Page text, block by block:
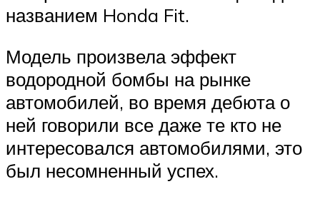
названием Honda Fit.
Модель произвела эффект
водородной бомбы на рынке
автомобилей, во время дебюта о
ней говорили все даже те кто не
интересовался автомобилями, это
был несомненный успех.